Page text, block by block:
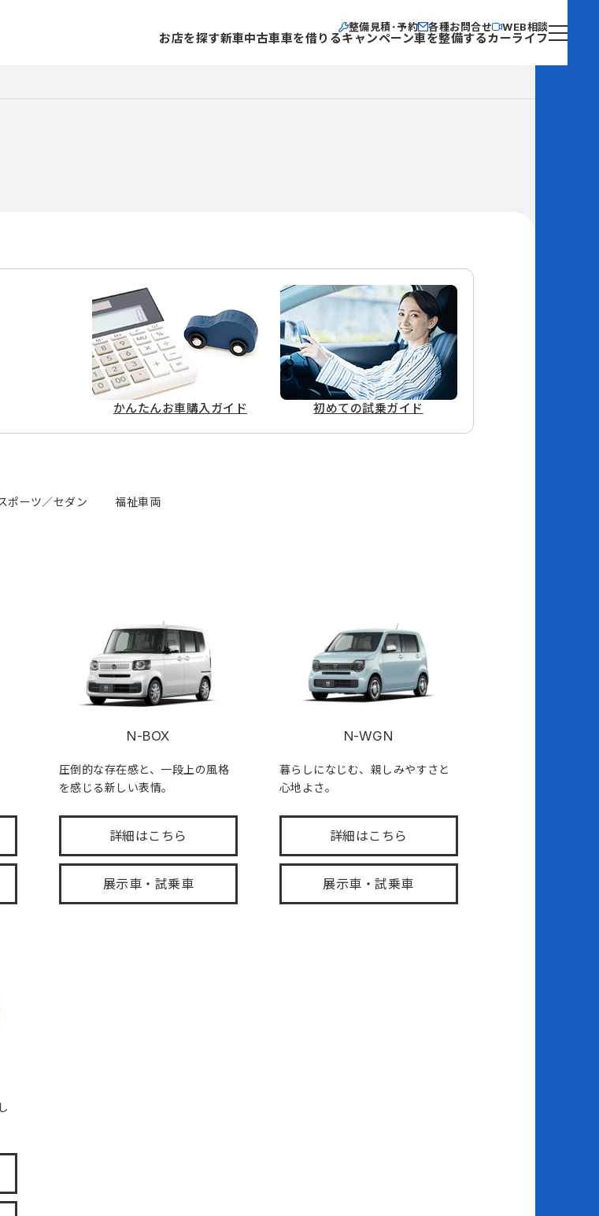
整備見積･予約 各種お問合せ WEB相談
お店を探す新車中古車車を借りるキャンペーン車を整備するカーライフ
かんたんお車購入ガイド 初めての試乗ガイド
ポーツ／セダン 福祉車両
N-BOX
圧倒的な存在感と、一段上の風格
を感じる新しい表情。
詳細はこちら
展示車・試乗車
N-WGN
暮らしになじむ、親しみやすさと
心地よさ。
詳細はこちら
展示車・試乗車